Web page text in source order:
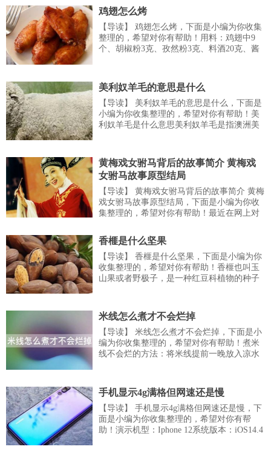
和木瓜混合，抓上一把粗盐，均匀撒在木瓜
和黄瓜上。3、再用手把盐和木瓜...
鸡翅怎么烤
【导读】 鸡翅怎么烤，下面是小编为你收集
整理的，希望对你有帮助！用料：鸡翅中9
个、胡椒粉3克、孜然粉3克、料酒20克、酱
酒、酱油、蜜糖用手抓匀腌制一到两个小
时。3、将腌制好的鸡翅放...
美利奴羊毛的意思是什么
【导读】 美利奴羊毛的意思是什么，下面是
小编为你收集整理的，希望对你有帮助！美
利奴羊毛是什么意思美利奴羊毛是指澳洲美
羊。最细可达80支以上，端部平齐，纤维中
无毛髓，正皮质层和副皮质层或并列排列的
双边结构...
黄梅戏女驸马背后的故事简介 黄梅戏
女驸马故事原型结局
【导读】 黄梅戏女驸马背后的故事简介 黄梅
戏女驸马故事原型结局，下面是小编为你收
集整理的，希望对你有帮助！最近在网上对
了，到底怎么唱我们管不了，好听就是了。
但是这个戏背后的故事我们必须要去了解了
解，就好比这个黄梅戏女驸马背后的故事，
非常的吸引人，非常的让人惊叹，非常的...
香榧是什么坚果
【导读】 香榧是什么坚果，下面是小编为你
收集整理的，希望对你有帮助！香榧也叫玉
山果或者野极子，是一种红豆科植物的种子
雌雄异株，罕同株，花期4月；种子椭圆形或
长卵圆形，外表面黄棕色至深棕色，...
米线怎么煮才不会烂掉
【导读】 米线怎么煮才不会烂掉，下面是小
编为你收集整理的，希望对你有帮助！煮米
线不会烂的方法：将米线提前一晚放入凉水
使用者将干米线放入锅内加入凉水，开文火
煮至水开，关火，焖2至5分钟。捞出凉水冲
洗，...
手机显示4g满格但网速还是慢
【导读】 手机显示4g满格但网速还是慢，下
面是小编为你收集整理的，希望对你有帮
助！演示机型：Iphone 12系统版本：iOS14.4